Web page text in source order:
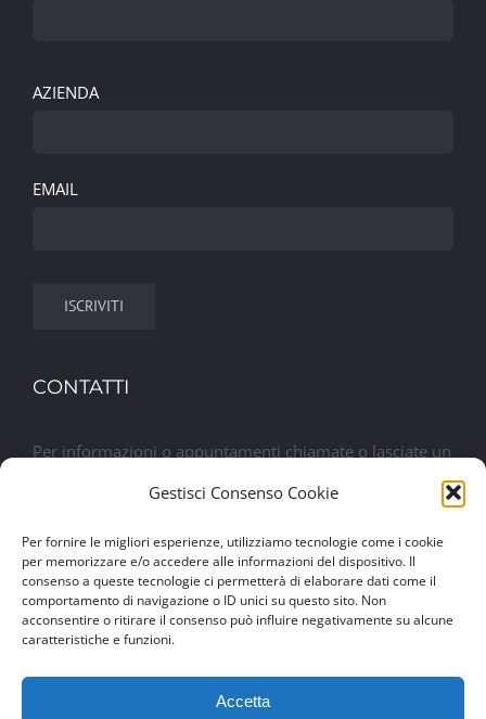
Gestisci Consenso Cookie
Per fornire le migliori esperienze, utilizziamo tecnologie come i cookie
per memorizzare e/o accedere alle informazioni del dispositivo. Il
consenso a queste tecnologie ci permetterà di elaborare dati come il
comportamento di navigazione o ID unici su questo sito. Non
acconsentire o ritirare il consenso può influire negativamente su alcune
caratteristiche e funzioni.
Accetta
AZIENDA
EMAIL
CONTATTI
Per informazioni o appuntamenti chiamate o lasciate un
messaggio. Sarete contattati al più presto
Lasciaci un messaggio